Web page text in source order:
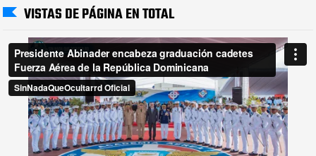
VISTAS DE PÁGINA EN TOTAL